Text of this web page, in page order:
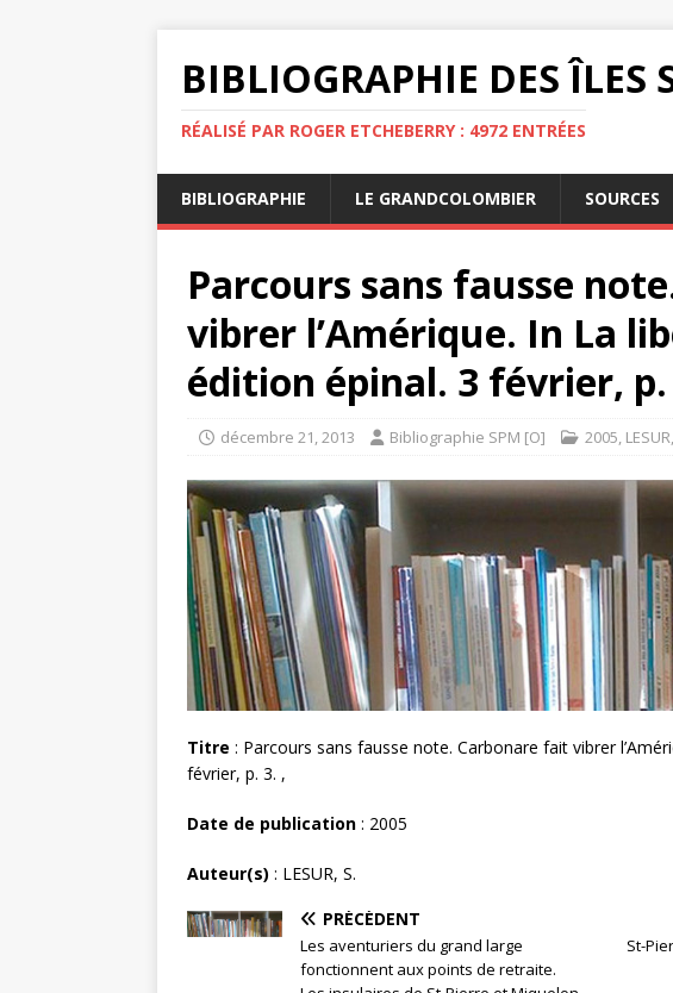
BIBLIOGRAPHIE DES ÎLES
RÉALISÉ PAR ROGER ETCHEBERRY : 4972 ENTRÉES
BIBLIOGRAPHIE LE GRANDCOLOMBIER SOURCES
Parcours sans fausse
vibrer l’Amérique. In La
édition épinal. 3 février, p.
décembre 21, 2013 Bibliographie SPM [O] 2005, LESUR,
Titre : Parcours sans fausse note. Carbonare fait vibrer
février, p. 3. ,
Date de publication : 2005
Auteur(s) : LESUR, S.
PRÉCÉDENT
Les aventuriers du grand large
fonctionnent aux points de retraite.
St-